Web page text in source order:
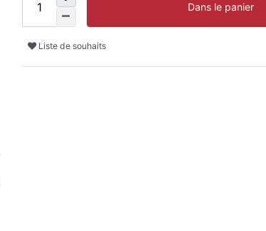
Dans le panier
Liste de souhaits